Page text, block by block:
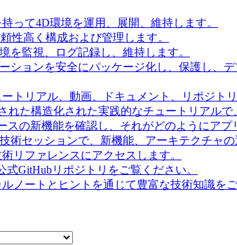
って4D環境を運用、展開、維持します。
性高く構成および管理します。
を監視、ログ記録し、維持します。
ションを安全にパッケージ化し、保護し、デ
トリアル、動画、ドキュメント、リポジト
れた構造化された実践的なチュートリアル
スの新機能を確認し、それがどのようにアプ
術セッションで、新機能、アーキテクチャ
リファレンスにアクセスします。
式GitHubリポジトリをご覧ください。
ノートとヒントを通じて豊富な技術知識をご